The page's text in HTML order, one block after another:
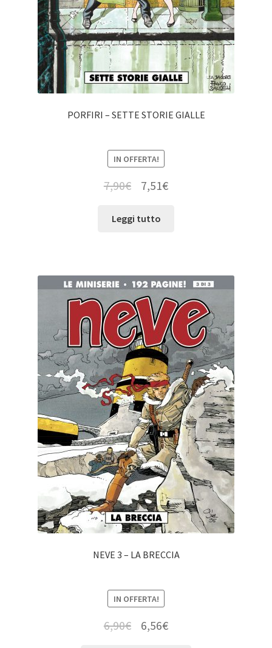
PORFIRI – SETTE STORIE GIALLE
IN OFFERTA!
7,90€ 7,51€
Leggi tutto
NEVE 3 – LA BRECCIA
IN OFFERTA!
6,90€ 6,56€